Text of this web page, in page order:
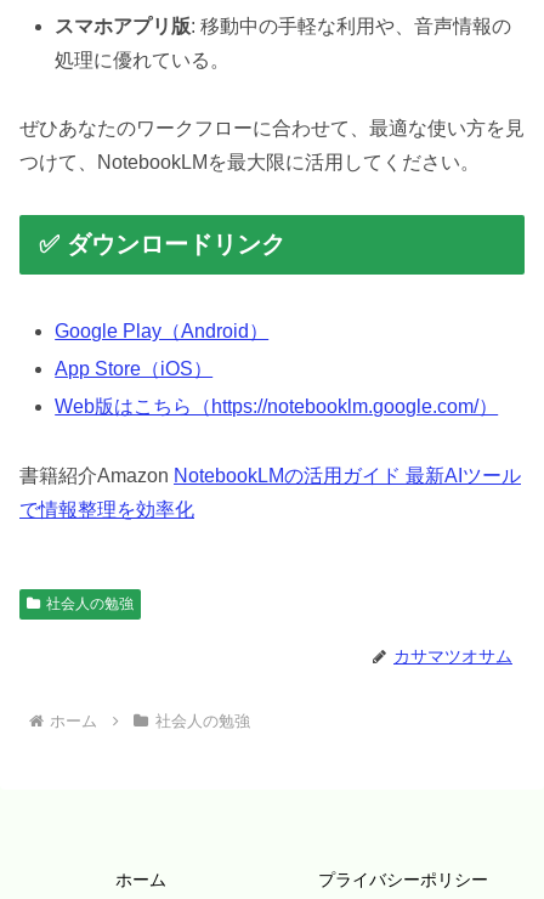
スマホアプリ版: 移動中の手軽な利用や、音声情報の
処理に優れている。
ぜひあなたのワークフローに合わせて、最適な使い方を見
つけて、NotebookLMを最大限に活用してください。
✅ ダウンロードリンク
Google Play（Android）
App Store（iOS）
Web版はこちら（https://notebooklm.google.com/）
書籍紹介Amazon NotebookLMの活用ガイド 最新AIツール
で情報整理を効率化
社会人の勉強
カサマツオサム
ホーム 社会人の勉強
ホーム プライバシーポリシー